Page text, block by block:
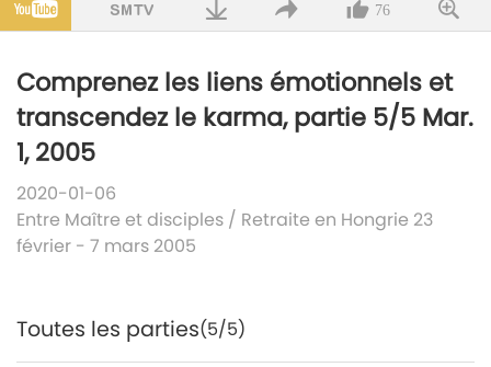
76
Comprenez les liens émotionnels et
transcendez le karma, partie 5/5 Mar.
1, 2005
2020-01-06
Entre Maître et disciples / Retraite en Hongrie 23
février - 7 mars 2005
Toutes les parties(5/5)